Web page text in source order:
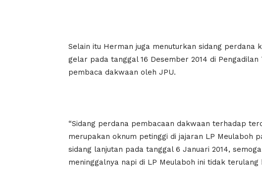
Selain itu Herman juga menuturkan sidang perdana
gelar pada tanggal 16 Desember 2014 di
pembaca dakwaan oleh JPU.
“Sidang perdana pembacaan dakwaan terhadap
merupakan oknum petinggi di jajaran LP Meulaboh
sidang lanjutan pada tanggal 6 Januari 2014,
meninggalnya napi di LP Meulaboh ini tidak terulang